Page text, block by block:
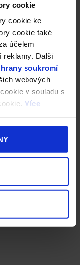
cookie
cookie ke
cookie také
účelem
reklamy. Další
soukromí
webových
v souladu s
Více